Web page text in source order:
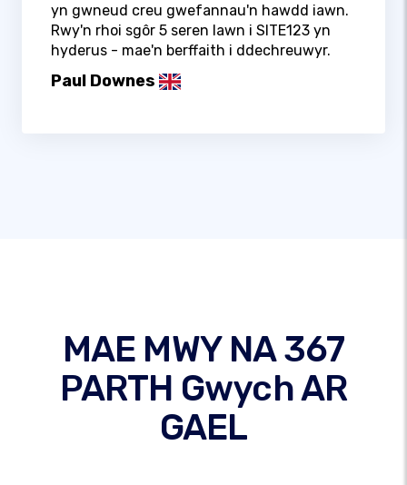
yn gwneud creu gwefannau'n hawdd iawn.
Rwy'n rhoi sgôr 5 seren lawn i SITE123 yn
hyderus - mae'n berffaith i ddechreuwyr.
Paul Downes
MAE MWY NA 367
PARTH Gwych AR
GAEL